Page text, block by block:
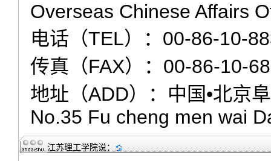
Overseas Chinese Affairs
电话（TEL）：00-86-10-
传真（FAX）：00-86-10-
地址（ADD）：中国•北京
No.35 Fu cheng men wai
江苏理工学院说：